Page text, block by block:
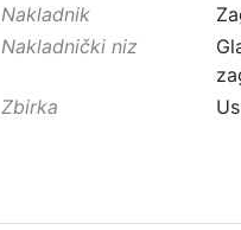
Nakladnik
Nakladnički niz
Zbirka